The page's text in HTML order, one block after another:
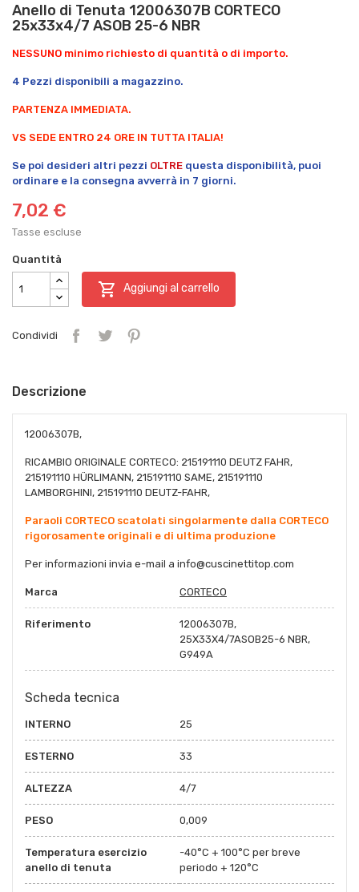
Anello di Tenuta 12006307B CORTECO
25x33x4/7 ASOB 25-6 NBR
NESSUNO minimo richiesto di quantità o di importo.
4 Pezzi disponibili a magazzino.
PARTENZA IMMEDIATA.
VS SEDE ENTRO 24 ORE IN TUTTA ITALIA!
Se poi desideri altri pezzi OLTRE questa disponibilità, puoi
ordinare e la consegna avverrà in 7 giorni.
7,02 €
Tasse escluse
Quantità
 Aggiungi al carrello
Condividi
Descrizione
12006307B,
RICAMBIO ORIGINALE CORTECO: 215191110 DEUTZ FAHR,
215191110 HÜRLIMANN, 215191110 SAME, 215191110
LAMBORGHINI, 215191110 DEUTZ-FAHR,
Paraoli CORTECO scatolati singolarmente dalla CORTECO
rigorosamente originali e di ultima produzione
Per informazioni invia e-mail a info@cuscinettitop.com
Marca CORTECO
Riferimento
12006307B,
25X33X4/7ASOB25-6 NBR,
G949A
Scheda tecnica
INTERNO 25
ESTERNO 33
ALTEZZA 4/7
PESO 0,009
Temperatura esercizio
anello di tenuta
-40°C + 100°C per breve
periodo + 120°C